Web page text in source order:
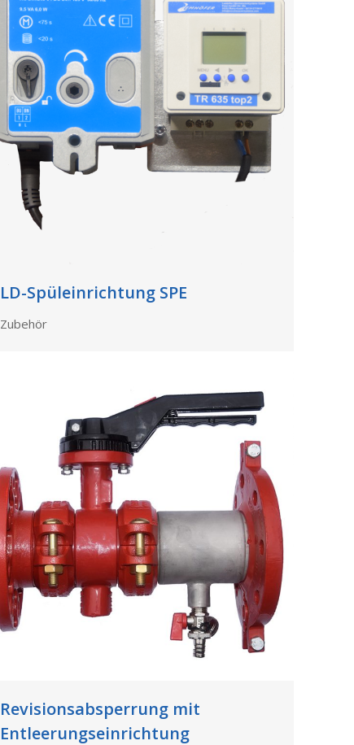
LD-Spüleinrichtung SPE
Zubehör
Revisionsabsperrung mit
Entleerungseinrichtung